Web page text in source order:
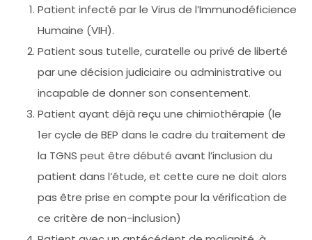
Patient infecté par le Virus de l’Immunodéficience
Humaine (VIH).
Patient sous tutelle, curatelle ou privé de liberté
par une décision judiciaire ou administrative ou
incapable de donner son consentement.
Patient ayant déjà reçu une chimiothérapie (le
1er cycle de BEP dans le cadre du traitement de
la TGNS peut être débuté avant l’inclusion du
patient dans l’étude, et cette cure ne doit alors
pas être prise en compte pour la vérification de
ce critère de non-inclusion)